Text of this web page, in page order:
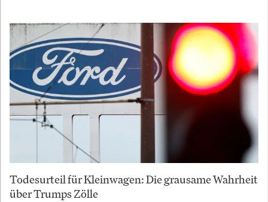
Todesurteil für Kleinwagen: Die grausame Wahrheit
über Trumps Zölle